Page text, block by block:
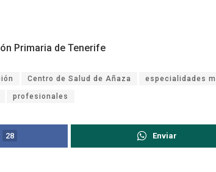
Primaria de Tenerife
Centro de Salud de Añaza especialidades
profesionales
28 Enviar